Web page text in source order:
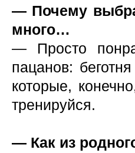
— Почему
много…
— Просто
пацанов:
которые,
тренируйся.
— Как из